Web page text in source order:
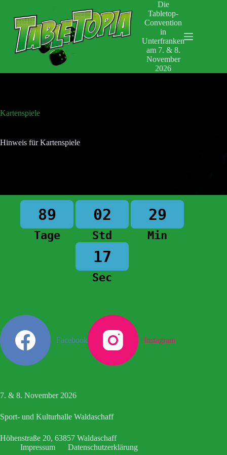
springen
Die
Tabletop-
Convention
in
Unterfranken
am 7. & 8.
November
2026
Kartenspiele
Hinweis für Kartenspiele
89
Tage
02
Std
29
Min
17
Sec
Facebook Instagram
7. & 8. November 2026
Sport- und Kulturhalle Waldaschaff
Höhenstraße 20, 63857 Waldaschaff
Impressum
Datenschutzerklärung